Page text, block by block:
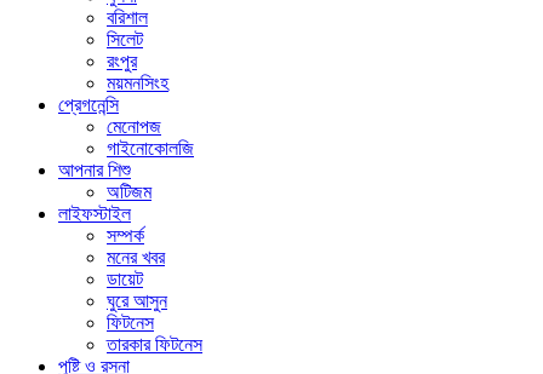
বরিশাল
সিলেট
রংপুর
ময়মনসিংহ
প্রেগনেন্সি
মেনোপজ
গাইনোকোলজি
আপনার শিশু
অটিজম
লাইফস্টাইল
সম্পর্ক
মনের খবর
ডায়েট
ঘুরে আসুন
ফিটনেস
তারকার ফিটনেস
পুষ্টি ও রসনা